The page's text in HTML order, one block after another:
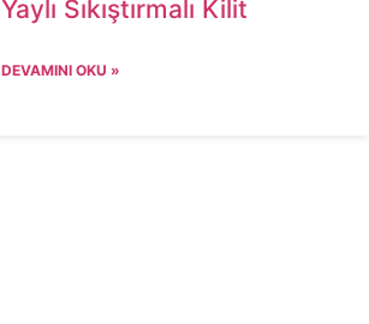
Yaylı Sıkıştırmalı Kilit
DEVAMINI OKU »